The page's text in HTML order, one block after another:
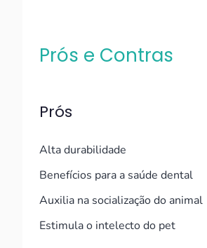
Prós e Contras
Prós
Alta durabilidade
Benefícios para a saúde dental
Auxilia na socialização do animal
Estimula o intelecto do pet